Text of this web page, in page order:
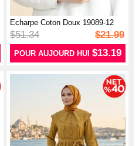
Echarpe Coton Doux 19089-12
Vison B...
$51.34 $21.99
POUR AUJOURD HUI $13.19